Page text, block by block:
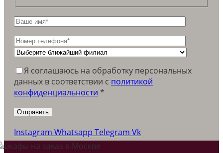
Я соглашаюсь на обработку персональных
данных в соответствии c политикой
конфиденциальности *
Instagram Whatsapp Telegram Vk